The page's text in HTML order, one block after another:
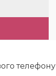
телефону